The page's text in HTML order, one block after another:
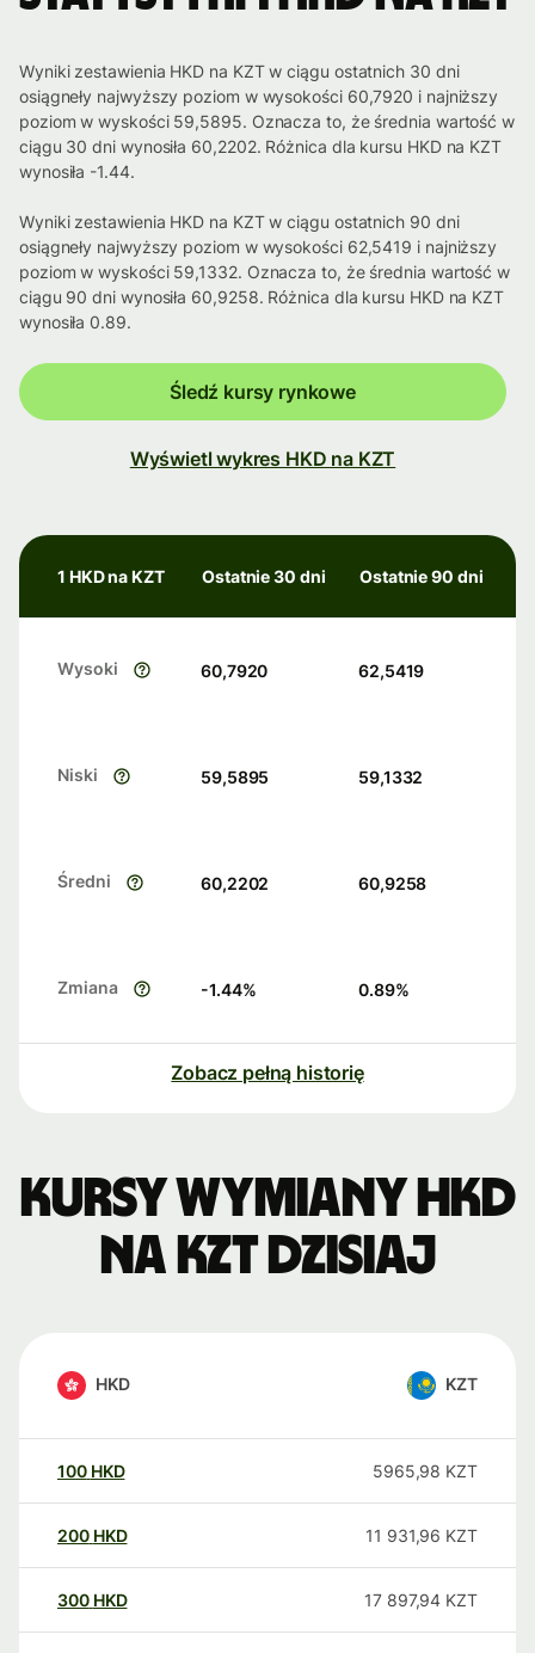
Wyniki zestawienia HKD na KZT w ciągu ostatnich 30 dni
osiągneły najwyższy poziom w wysokości 60,7920 i najniższy
poziom w wyskości 59,5895. Oznacza to, że średnia wartość w
ciągu 30 dni wynosiła 60,2202. Różnica dla kursu HKD na KZT
wynosiła -1.44.
Wyniki zestawienia HKD na KZT w ciągu ostatnich 90 dni
osiągneły najwyższy poziom w wysokości 62,5419 i najniższy
poziom w wyskości 59,1332. Oznacza to, że średnia wartość w
ciągu 90 dni wynosiła 60,9258. Różnica dla kursu HKD na KZT
wynosiła 0.89.
Śledź kursy rynkowe
Wyświetl wykres HKD na KZT
1 HKD na KZT Ostatnie 30 dni Ostatnie 90 dni
Wysoki 60,7920 62,5419
Niski 59,5895 59,1332
Średni 60,2202 60,9258
Zmiana -1.44% 0.89%
Zobacz pełną historię
Kursy wymiany HKD
na KZT dzisiaj
HKD KZT
100 HKD 5965,98 KZT
200 HKD 11 931,96 KZT
300 HKD 17 897,94 KZT